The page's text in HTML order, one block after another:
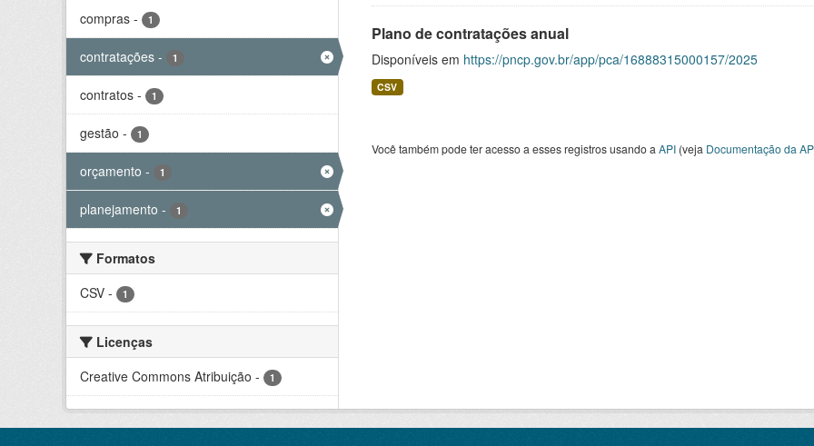
compras - 1
contratações - 1
contratos - 1
gestão - 1
orçamento - 1
planejamento - 1
Formatos
CSV - 1
Licenças
Creative Commons Atribuição - 1
Plano de contratações anual
Disponíveis em https://pncp.gov.br/app/pca/16888315000157/2025
CSV
Você também pode ter acesso a esses registros usando a API(veja Documentação da